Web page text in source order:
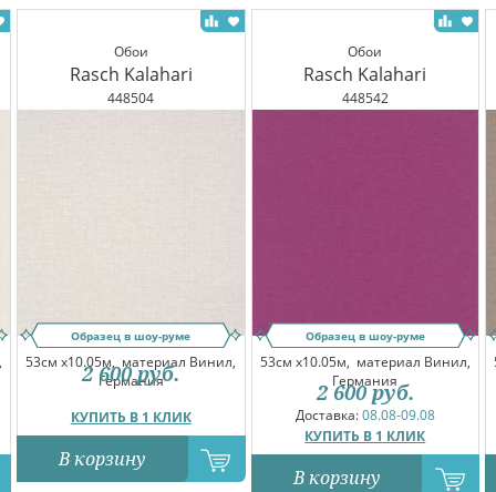
Обои
Rasch Kalahari
448504
Образец в шоу-руме
53см x10.05м, материал Винил,
Германия
КУПИТЬ В 1 КЛИК
2 600 руб.
В корзину
Обои
Rasch Kalahari
448542
Образец в шоу-руме
53см x10.05м, материал Винил,
Германия
Доставка:08.08-09.08
КУПИТЬ В 1 КЛИК
2 600 руб.
В корзину